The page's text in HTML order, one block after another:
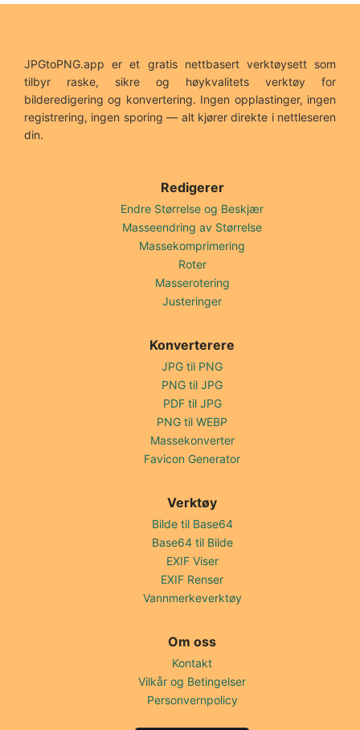
JPGtoPNG.app er et gratis nettbasert verktøysett som
tilbyr raske, sikre og høykvalitets verktøy for
bilderedigering og konvertering. Ingen opplastinger, ingen
registrering, ingen sporing — alt kjører direkte i nettleseren
din.
Redigerer
Endre Størrelse og Beskjær
Masseendring av Størrelse
Massekomprimering
Roter
Masserotering
Justeringer
Konverterere
JPG til PNG
PNG til JPG
PDF til JPG
PNG til WEBP
Massekonverter
Favicon Generator
Verktøy
Bilde til Base64
Base64 til Bilde
EXIF Viser
EXIF Renser
Vannmerkeverktøy
Om oss
Kontakt
Vilkår og Betingelser
Personvernpolicy